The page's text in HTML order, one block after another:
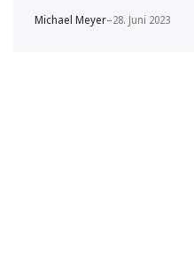
Michael Meyer–28. Juni 2023